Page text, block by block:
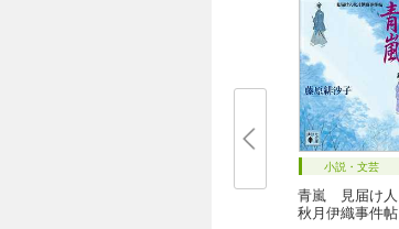
小説・文芸
青嵐 見届け人
秋月伊織事件帖